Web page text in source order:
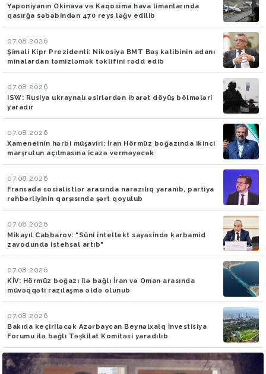
Yaponiyanın Okinava və Kaqosima hava limanlarında
qasırğa səbəbindən 470 reys ləğv edilib
07.08.2026
Şimali Kipr Prezidenti: Nikosiya BMT Baş katibinin adanı
minalardan təmizləmək təklifini rədd edib
07.08.2026
ISW: Rusiya ukraynalı əsirlərdən ibarət döyüş bölmələri
yaradır
07.08.2026
Xameneinin hərbi müşaviri: İran Hörmüz boğazında ikinci
marşrutun açılmasına icazə verməyəcək
07.08.2026
Fransada sosialistlər arasında narazılıq yaranıb, partiya
rəhbərliyinin qarşısında şərt qoyulub
07.08.2026
Mikayıl Cabbarov: "Süni intellekt sayəsində karbamid
zavodunda istehsal artıb"
07.08.2026
KİV: Hörmüz boğazı ilə bağlı İran və Oman arasında
müvəqqəti razılaşma əldə olunub
07.08.2026
Bakıda keçiriləcək Azərbaycan Beynəlxalq İnvestisiya
Forumu ilə bağlı Təşkilat Komitəsi yaradılıb